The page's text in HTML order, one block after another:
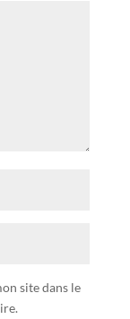
site dans le